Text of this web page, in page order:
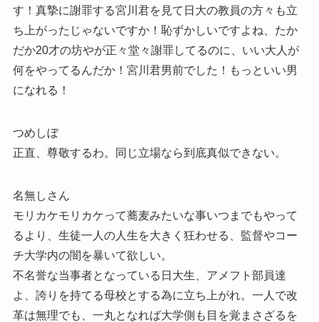
す！真摯に謝罪する宮川君を見て日大の教員の方々も立
ち上がったじゃないですか！恥ずかしいですよね、たか
だか20才の坊やが正々堂々謝罪してるのに、いい大人が
何をやってるんだか！宮川君男前でした！もっといい男
になれる！
つめしぼ
正直、尊敬するわ。同じ立場なら到底真似できない。
名無しさん
モリカケモリカケって蕎麦みたいな事いつまでもやって
るより、生徒一人の人生を大きく狂わせる、監督やコー
チ大学内の闇を暴いて欲しい。
不名誉な当事者となっている日大生、アメフト部員達
よ、誇りを持てる母校とする為に立ち上がれ。一人で改
革は無理でも、一丸となれば大学側も目を覚まさざるを